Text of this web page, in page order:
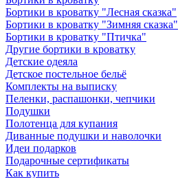
Бортики в кроватку "Лесная сказка"
Бортики в кроватку "Зимняя сказка"
Бортики в кроватку "Птичка"
Другие бортики в кроватку
Детские одеяла
Детское постельное бельё
Комплекты на выписку
Пеленки, распашонки, чепчики
Подушки
Полотенца для купания
Диванные подушки и наволочки
Идеи подарков
Подарочные сертификаты
Как купить